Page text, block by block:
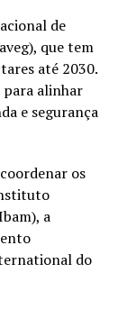
de
que tem
até 2030.
para alinhar
e segurança
os
a
do